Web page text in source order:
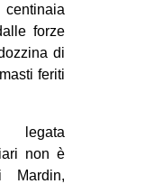
forze
di
feriti
non è